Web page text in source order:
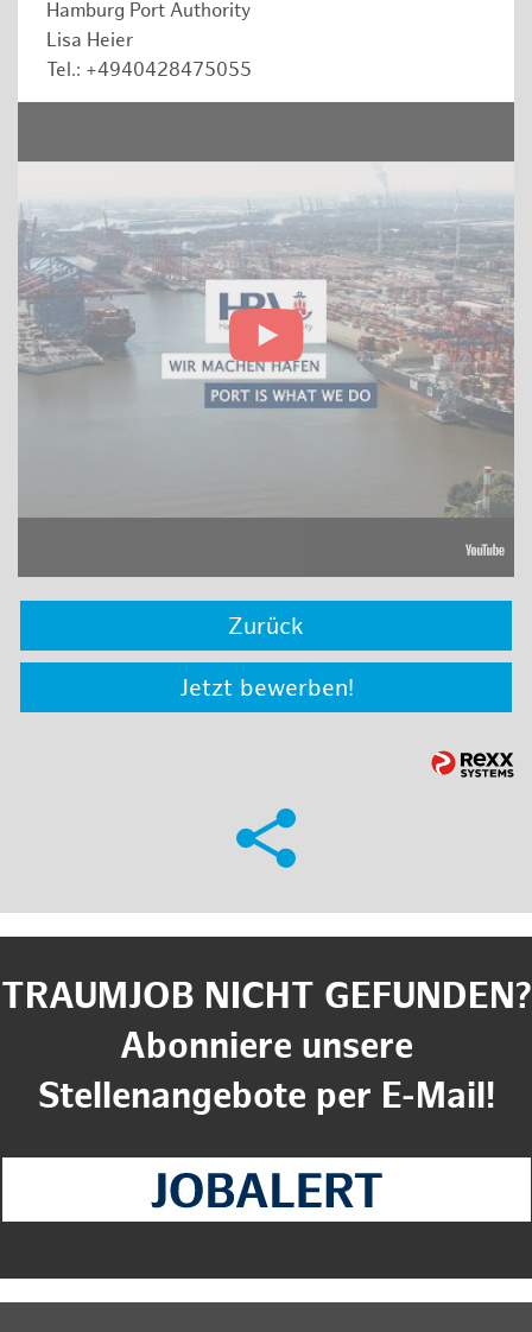
Hamburg Port Authority
Lisa Heier
Tel.: +4940428475055
Zurück
Jetzt bewerben!
TRAUMJOB NICHT GEFUNDEN?
Abonniere unsere
Stellenangebote per E-Mail!